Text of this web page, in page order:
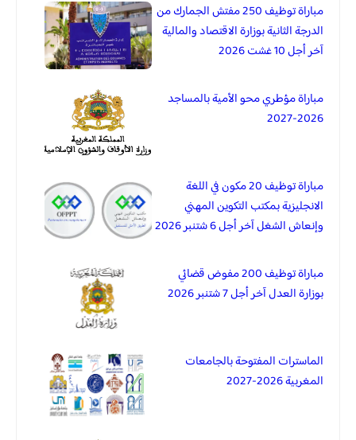
مباراة توظيف 250 مفتش الجمارك من
الدرجة الثانية بوزارة الاقتصاد والمالية
آخر أجل 10 غشت 2026
مباراة مؤطري محو الأمية بالمساجد
2026-2027
مباراة توظيف 20 مكون في اللغة
الانجليزية بمكتب التكوين المهني
وإنعاش الشغل آخر أجل 6 شتنبر 2026
مباراة توظيف 200 مفوض قضائي
بوزارة العدل آخر أجل 7 شتنبر 2026
الماسترات المفتوحة بالجامعات
المغربية 2026-2027